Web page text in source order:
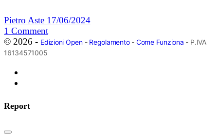
Pietro Aste 17/06/2024
1 Comment
© 2026 - Edizioni Open- Regolamento- Come Funziona - P.IVA
16134571005
Report